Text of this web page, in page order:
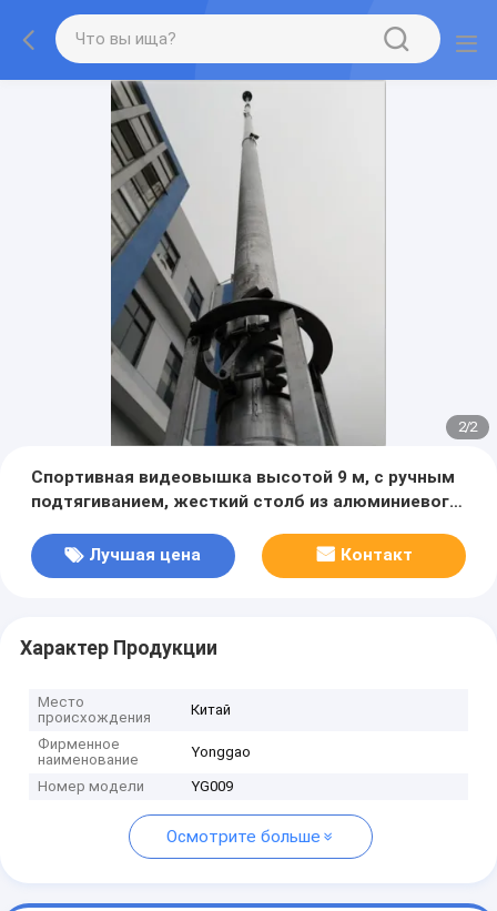
2/2
Спортивная видеовышка высотой 9 м, с ручным
подтягиванием, жесткий столб из алюминиевого
панорамной головкой
Лучшая цена Контакт
Характер Продукции
Место
происхождения
Китай
Фирменное
наименование
Yonggao
Номер модели YG009
Осмотрите больше